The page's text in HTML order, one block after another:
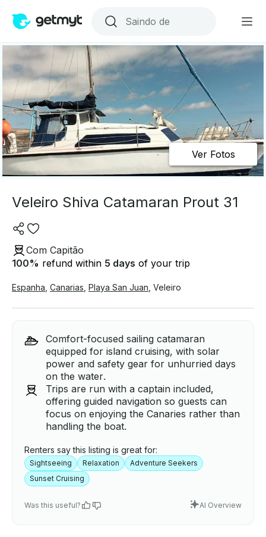
Ver Fotos
Veleiro Shiva Catamaran Prout 31
Com Capitão
100% refund within 5 days of your trip
Espanha Canarias Playa San Juan Veleiro
Comfort-focused sailing catamaran
equipped for island cruising, with solar
power and safety gear for unhurried days
on the water.
Trips are run with a captain included,
offering guided navigation so guests can
focus on enjoying the Canaries rather than
handling the boat.
Renters say this listing is great for:
Sightseeing Relaxation
Adventure Seekers
Sunset Cruising
Was this useful? AI Overview